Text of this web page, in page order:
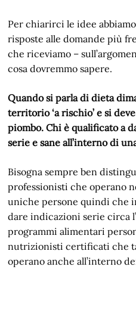
Per chiarirci le idee
risposte alle domande più
che riceviamo –
cosa dovremmo sapere.
Quando si parla di dieta
territorio ‘a rischio’ e si
piombo. Chi è qualificato a
serie e sane all’interno di
Bisogna sempre ben
professionisti che operano
uniche persone quindi che
dare indicazioni serie circa
programmi alimentari
nutrizionisti certificati che
operano anche all’interno